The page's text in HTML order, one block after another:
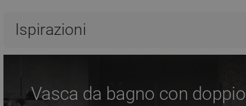
Ispirazioni
Vasca da bagno con doppio